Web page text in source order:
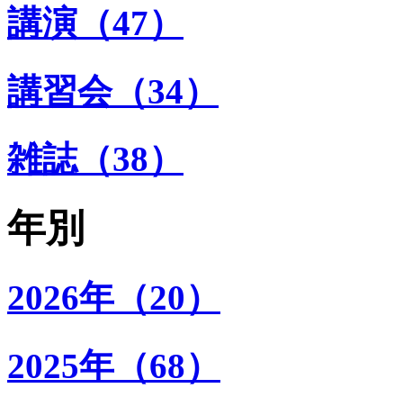
講演（47）
講習会（34）
雑誌（38）
年別
2026年（20）
2025年（68）